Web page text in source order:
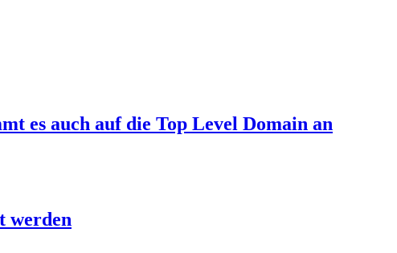
es auch auf die Top Level Domain an
werden